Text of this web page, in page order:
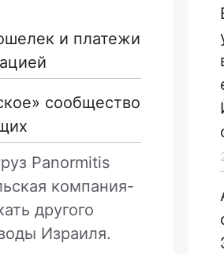
и платежи
сообщество
Panormitis
компания-
другого
Израиля.